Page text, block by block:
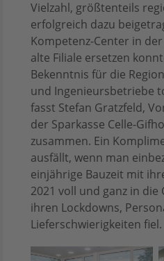
Vielzahl, größtenteils
erfolgreich dazu
Kompetenz-Center in
alte Filiale ersetzen
Bekenntnis für die
und Ingenieursbetriebe
fasst Stefan Gratzfeld,
der Sparkasse Celle-
zusammen. Ein
ausfällt, wenn man
einjährige Bauzeit mit
2021 voll und ganz in
ihren Lockdowns,
Lieferschwierigkeiten fiel.